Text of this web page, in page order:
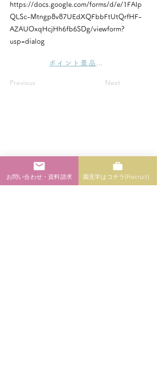
https://docs.google.com/forms/d/e/1FAIp
QLSc-Mtngp8v87UEdXQFbbFtUtQrfHF-
AZAUOxqHcjHh6fb6SDg/viewform?
usp=dialog
ポイント景品一覧
Previous Next
なこそ幼稚園
Add：〒979-0141 いわき市勿来町窪田伊賀屋敷 58番地の2
お問い合わせ・資料請求 園見学はコチラ(Recruit）